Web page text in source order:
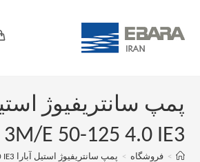
پمپ سانتریفیوژ
3M/E 50-125 4.0 IE3
> فروشگاه > پمپ سانتریفیوژ استیل آبارا 3M/E 50-125 4.0 IE3